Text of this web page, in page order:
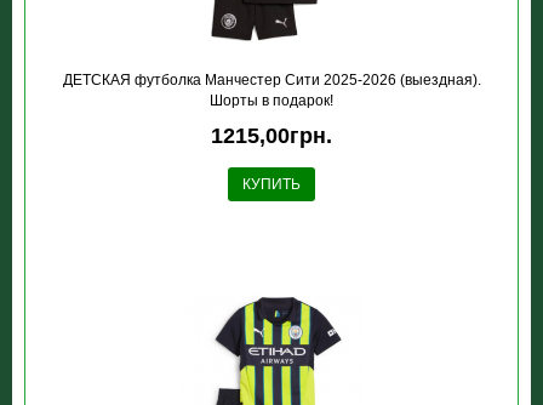
ДЕТСКАЯ футболка Манчестер Сити 2025-2026 (выездная).
Шорты в подарок!
1215,00грн.
КУПИТЬ